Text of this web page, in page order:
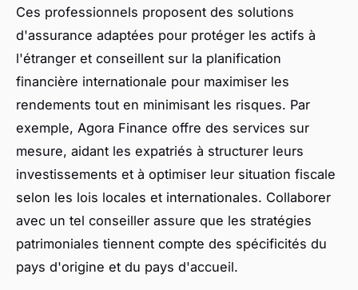
Ces professionnels proposent des solutions
d'assurance adaptées pour protéger les actifs à
l'étranger et conseillent sur la planification
financière internationale pour maximiser les
rendements tout en minimisant les risques. Par
exemple, Agora Finance offre des services sur
mesure, aidant les expatriés à structurer leurs
investissements et à optimiser leur situation fiscale
selon les lois locales et internationales. Collaborer
avec un tel conseiller assure que les stratégies
patrimoniales tiennent compte des spécificités du
pays d'origine et du pays d'accueil.